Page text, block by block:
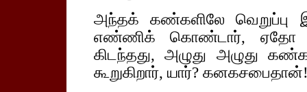
அந்தக் கண்களிலே
எண்ணிக் கொண்டார், ஏதோ
கிடந்தது, அழுது அழுது
கூறுகிறார், யார்?